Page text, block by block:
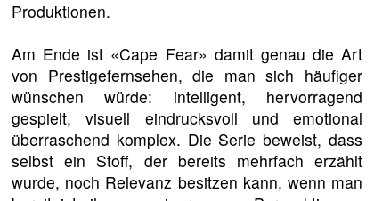
Produktionen.
Am Ende ist «Cape Fear» damit genau die Art
von Prestigefernsehen, die man sich häufiger
wünschen würde: intelligent, hervorragend
gespielt, visuell eindrucksvoll und emotional
überraschend komplex. Die Serie beweist, dass
selbst ein Stoff, der bereits mehrfach erzählt
wurde, noch Relevanz besitzen kann, wenn man